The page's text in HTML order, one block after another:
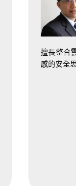
擅長整合
感的安全